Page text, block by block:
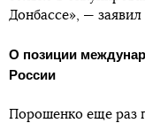
Донбассе», —
О позиции
России
Порошенко еще раз